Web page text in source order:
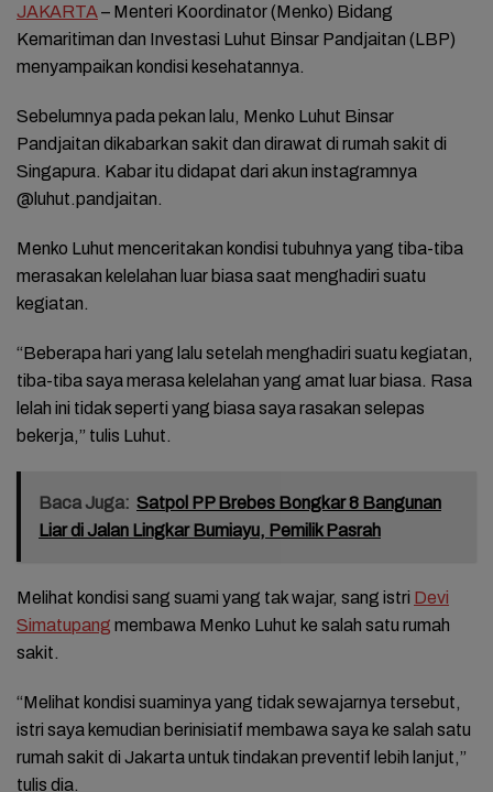
JAKARTA – Menteri Koordinator (Menko) Bidang
Kemaritiman dan Investasi Luhut Binsar Pandjaitan (LBP)
menyampaikan kondisi kesehatannya.
Sebelumnya pada pekan lalu, Menko Luhut Binsar
Pandjaitan dikabarkan sakit dan dirawat di rumah sakit di
Singapura. Kabar itu didapat dari akun instagramnya
@luhut.pandjaitan.
Menko Luhut menceritakan kondisi tubuhnya yang tiba-tiba
merasakan kelelahan luar biasa saat menghadiri suatu
kegiatan.
“Beberapa hari yang lalu setelah menghadiri suatu kegiatan,
tiba-tiba saya merasa kelelahan yang amat luar biasa. Rasa
lelah ini tidak seperti yang biasa saya rasakan selepas
bekerja,” tulis Luhut.
Baca Juga: Satpol PP Brebes Bongkar 8 Bangunan
Liar di Jalan Lingkar Bumiayu, Pemilik Pasrah
Melihat kondisi sang suami yang tak wajar, sang istri Devi
Simatupang membawa Menko Luhut ke salah satu rumah
sakit.
“Melihat kondisi suaminya yang tidak sewajarnya tersebut,
istri saya kemudian berinisiatif membawa saya ke salah satu
rumah sakit di Jakarta untuk tindakan preventif lebih lanjut,”
tulis dia.